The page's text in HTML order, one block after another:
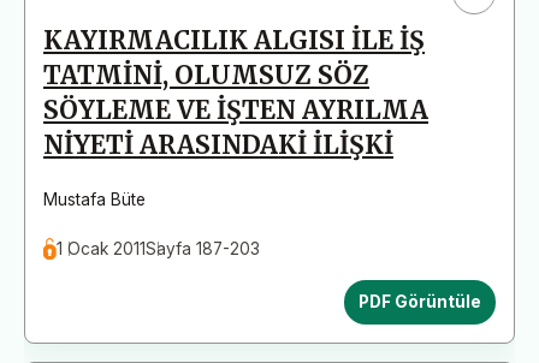
KAYIRMACILIK ALGISI İLE İŞ
TATMİNİ, OLUMSUZ SÖZ
SÖYLEME VE İŞTEN AYRILMA
NİYETİ ARASINDAKİ İLİŞKİ
Mustafa Büte
1 Ocak 2011Sayfa 187-203
PDF Görüntüle